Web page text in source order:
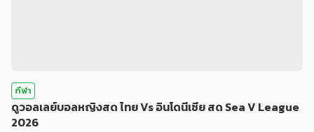
กีฬา
ดูวอลเลย์บอลหญิงสด ไทย Vs อินโดนีเซีย สด Sea V League
2026